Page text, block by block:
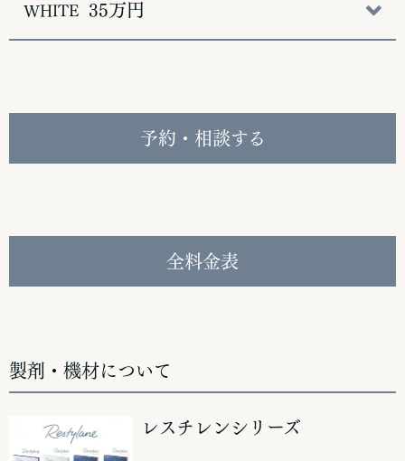
WHITE 35万円
予約・相談する
全料金表
製剤・機材について
レスチレンシリーズ